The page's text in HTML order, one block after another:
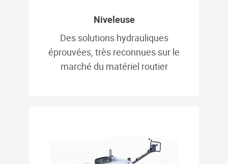
Niveleuse
Des solutions hydrauliques
éprouvées, très reconnues sur le
marché du matériel routier